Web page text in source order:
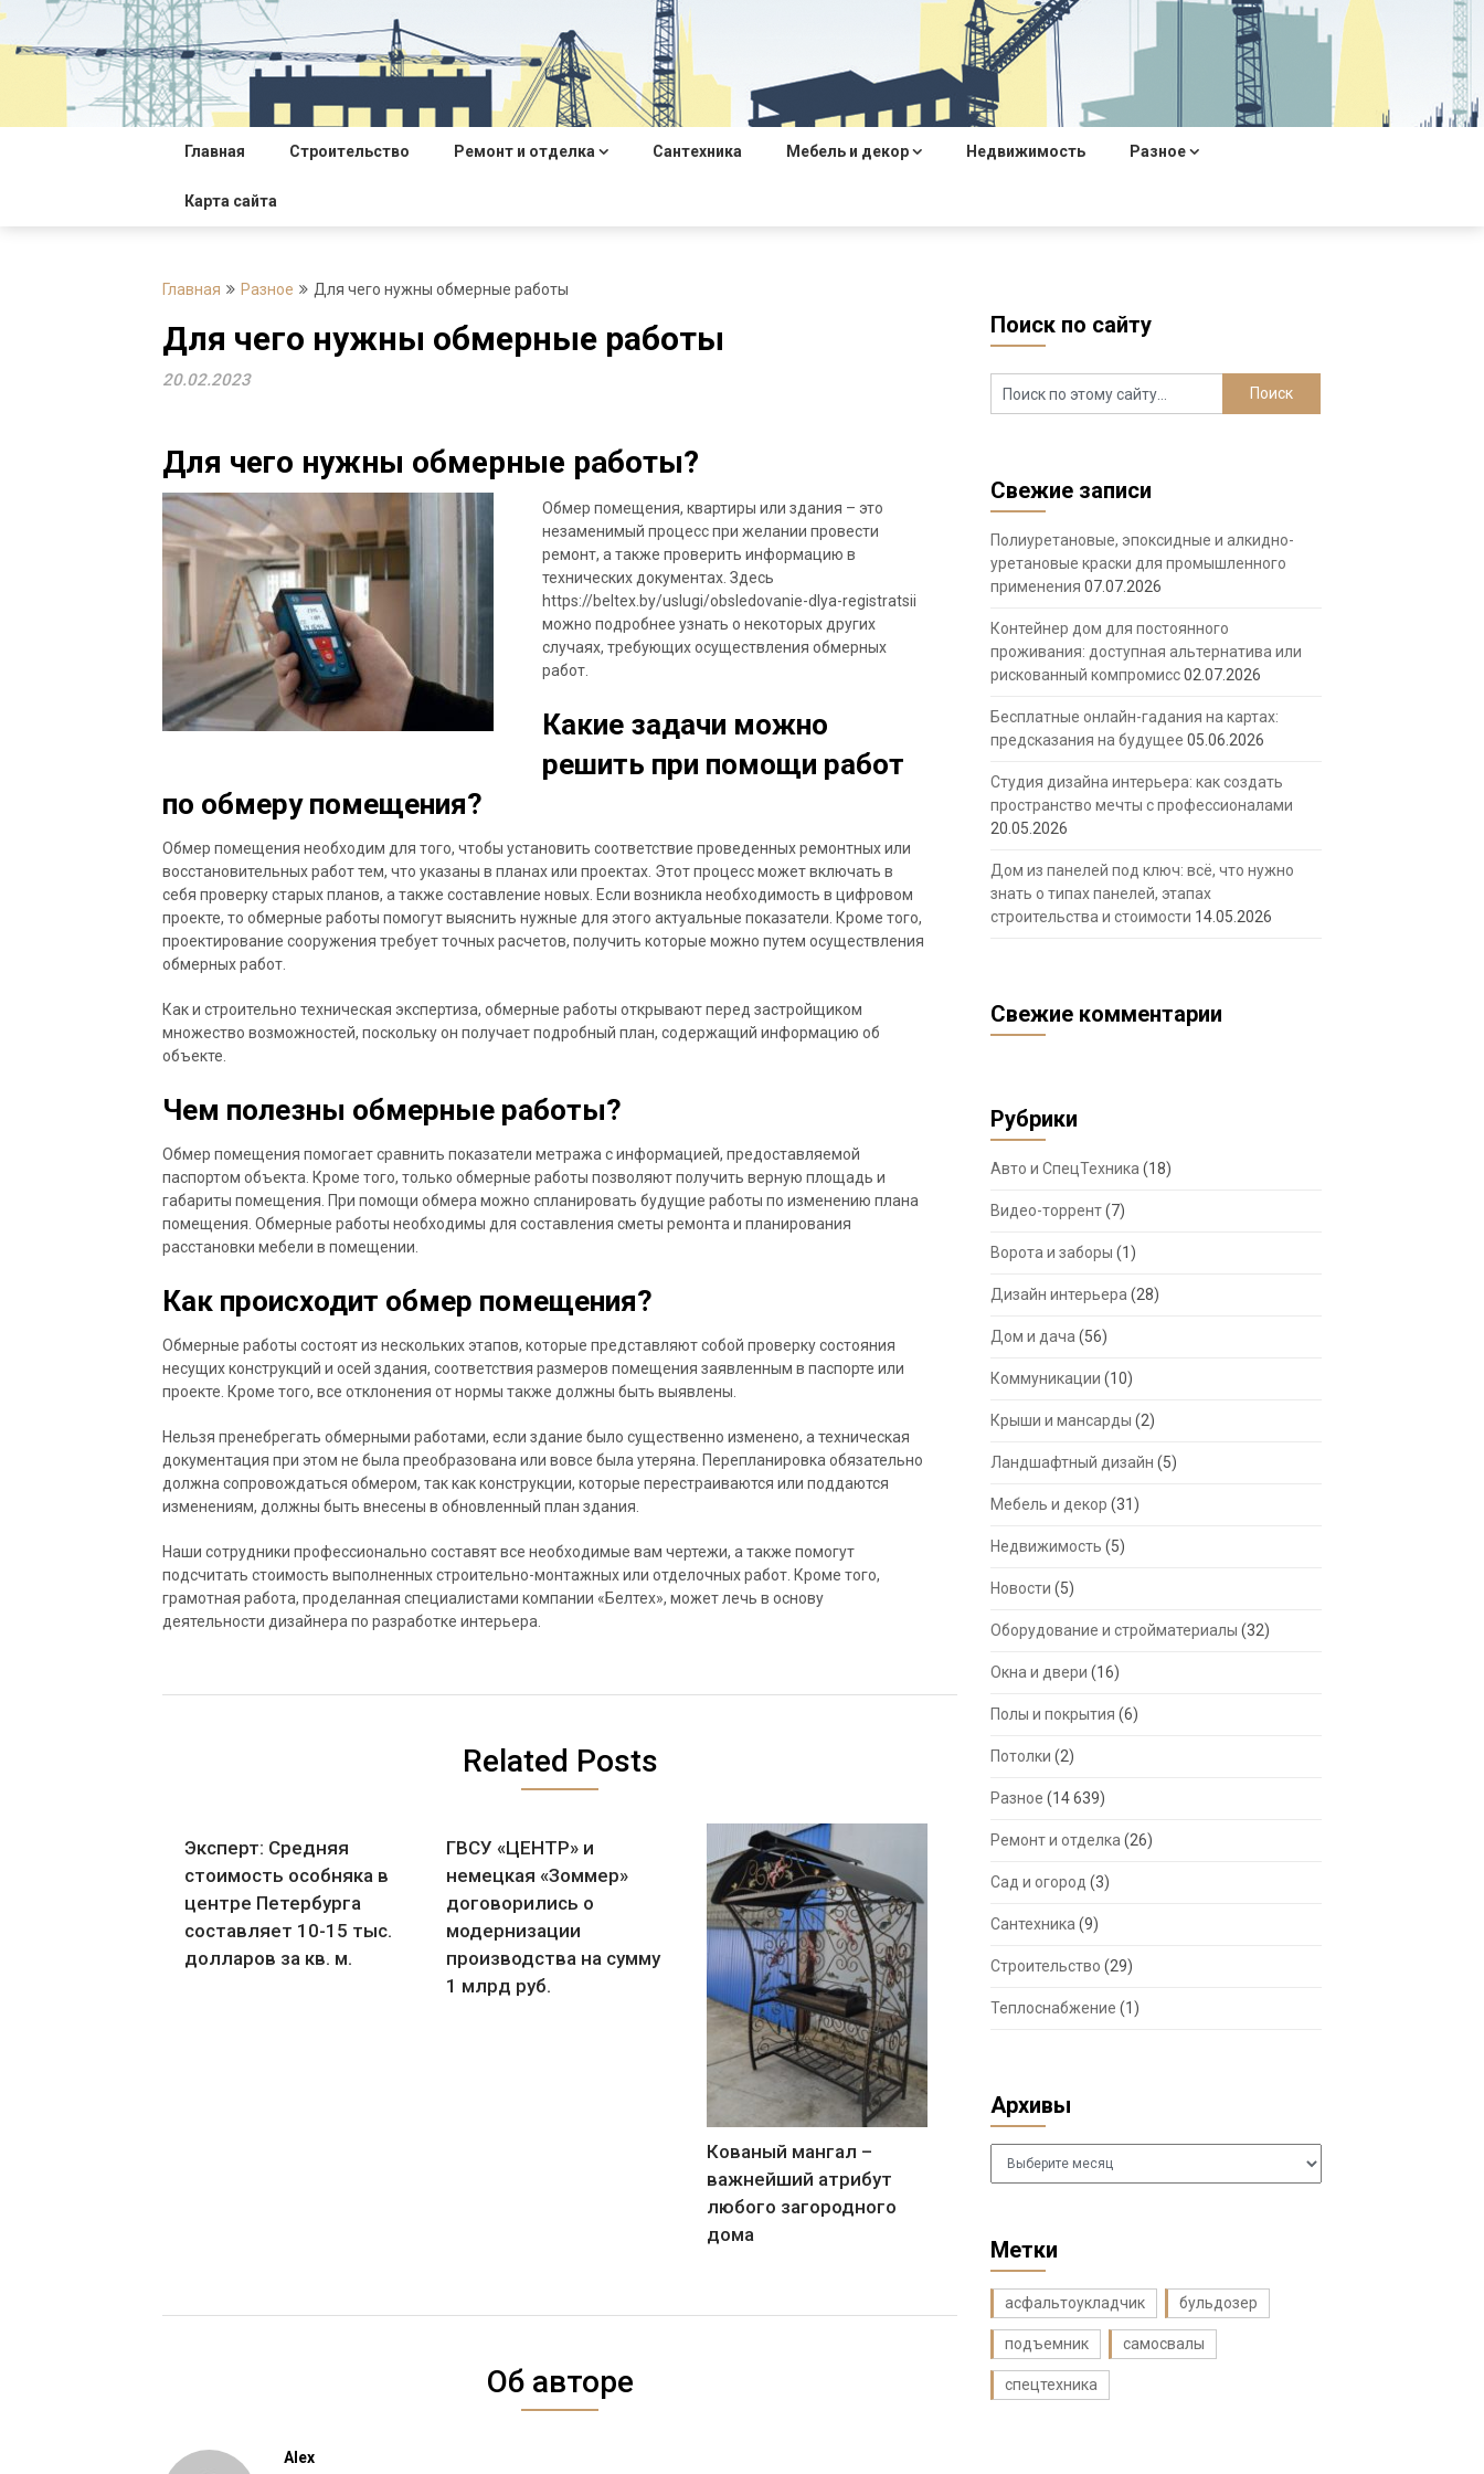
Перейти
содержимому
Главная Строительство Ремонт и отделка Сантехника Мебель и декор Недвижимость Разное
Карта сайта
Главная Разное Для чего нужны обмерные работы
Для чего нужны обмерные работы
20.02.2023
Для чего нужны обмерные работы?
Обмер помещения, квартиры или здания – это
незаменимый процесс при желании провести
ремонт, а также проверить информацию в
технических документах. Здесь
https://beltex.by/uslugi/obsledovanie-dlya-registratsii
можно подробнее узнать о некоторых других
случаях, требующих осуществления обмерных
работ.
Какие задачи можно
решить при помощи работ
по обмеру помещения?
Обмер помещения необходим для того, чтобы установить соответствие проведенных ремонтных или
восстановительных работ тем, что указаны в планах или проектах. Этот процесс может включать в
себя проверку старых планов, а также составление новых. Если возникла необходимость в цифровом
проекте, то обмерные работы помогут выяснить нужные для этого актуальные показатели. Кроме того,
проектирование сооружения требует точных расчетов, получить которые можно путем осуществления
обмерных работ.
Как и строительно техническая экспертиза, обмерные работы открывают перед застройщиком
множество возможностей, поскольку он получает подробный план, содержащий информацию об
объекте.
Чем полезны обмерные работы?
Обмер помещения помогает сравнить показатели метража с информацией, предоставляемой
паспортом объекта. Кроме того, только обмерные работы позволяют получить верную площадь и
габариты помещения. При помощи обмера можно спланировать будущие работы по изменению плана
помещения. Обмерные работы необходимы для составления сметы ремонта и планирования
расстановки мебели в помещении.
Как происходит обмер помещения?
Обмерные работы состоят из нескольких этапов, которые представляют собой проверку состояния
несущих конструкций и осей здания, соответствия размеров помещения заявленным в паспорте или
проекте. Кроме того, все отклонения от нормы также должны быть выявлены.
Нельзя пренебрегать обмерными работами, если здание было существенно изменено, а техническая
документация при этом не была преобразована или вовсе была утеряна. Перепланировка обязательно
должна сопровождаться обмером, так как конструкции, которые перестраиваются или поддаются
изменениям, должны быть внесены в обновленный план здания.
Наши сотрудники профессионально составят все необходимые вам чертежи, а также помогут
подсчитать стоимость выполненных строительно-монтажных или отделочных работ. Кроме того,
грамотная работа, проделанная специалистами компании «Белтех», может лечь в основу
деятельности дизайнера по разработке интерьера.
Related Posts
Эксперт: Средняя
стоимость особняка в
центре Петербурга
составляет 10-15 тыс.
долларов за кв. м.
ГВСУ «ЦЕНТР» и
немецкая «Зоммер»
договорились о
модернизации
производства на сумму
1 млрд руб.
Кованый мангал –
важнейший атрибут
любого загородного
дома
Об авторе
Alex
Поиск по сайту
Свежие записи
Полиуретановые, эпоксидные и алкидно-
уретановые краски для промышленного
применения 07.07.2026
Контейнер дом для постоянного
проживания: доступная альтернатива или
рискованный компромисс02.07.2026
Бесплатные онлайн-гадания на картах:
предсказания на будущее 05.06.2026
Студия дизайна интерьера: как создать
пространство мечты с профессионалами
20.05.2026
Дом из панелей под ключ: всё, что нужно
знать о типах панелей, этапах
строительства и стоимости 14.05.2026
Свежие комментарии
Рубрики
Авто и СпецТехника (18)
Видео-торрент(7)
Ворота и заборы (1)
Дизайн интерьера (28)
Дом и дача (56)
Коммуникации (10)
Крыши и мансарды (2)
Ландшафтный дизайн (5)
Мебель и декор (31)
Недвижимость (5)
Новости (5)
Оборудование и стройматериалы (32)
Окна и двери (16)
Полы и покрытия (6)
Потолки (2)
Разное (14 639)
Ремонт и отделка (26)
Сад и огород (3)
Сантехника (9)
Строительство (29)
Теплоснабжение (1)
Архивы
Архивы
Метки
асфальтоукладчик бульдозер
подъемник самосвалы
спецтехника